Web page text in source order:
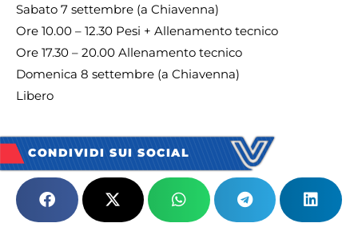
Sabato 7 settembre (a Chiavenna)
Ore 10.00 – 12.30 Pesi + Allenamento tecnico
Ore 17.30 – 20.00 Allenamento tecnico
Domenica 8 settembre (a Chiavenna)
Libero
CONDIVIDI SUI SOCIAL